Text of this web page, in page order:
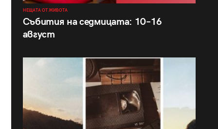
НЕЩАТА ОТ ЖИВОТА
Събития на седмицата: 10–16
август